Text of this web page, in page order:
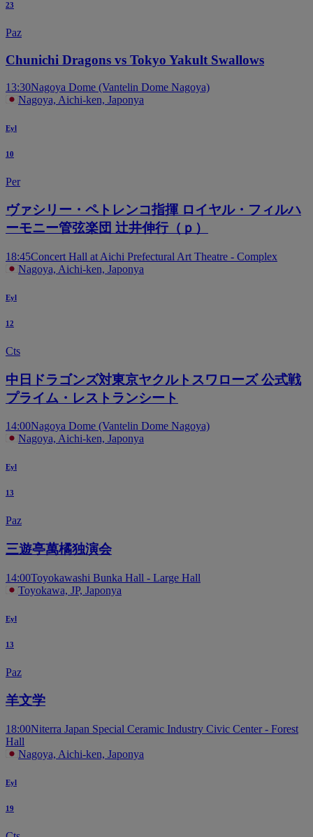
23
Paz
Chunichi Dragons vs Tokyo Yakult Swallows
13:30Nagoya Dome (Vantelin Dome Nagoya)
Nagoya, Aichi-ken, Japonya
Eyl
10
Per
ヴァシリー・ペトレンコ指揮 ロイヤル・フィルハ
ーモニー管弦楽団 辻井伸行（ｐ）
18:45Concert Hall at Aichi Prefectural Art Theatre - Complex
Nagoya, Aichi-ken, Japonya
Eyl
12
Cts
中日ドラゴンズ対東京ヤクルトスワローズ 公式戦
プライム・レストランシート
14:00Nagoya Dome (Vantelin Dome Nagoya)
Nagoya, Aichi-ken, Japonya
Eyl
13
Paz
三遊亭萬橘独演会
14:00Toyokawashi Bunka Hall - Large Hall
Toyokawa, JP, Japonya
Eyl
13
Paz
羊文学
18:00Niterra Japan Special Ceramic Industry Civic Center - Forest
Hall
Nagoya, Aichi-ken, Japonya
Eyl
19